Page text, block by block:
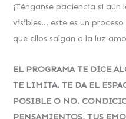
¡Ténganse paciencia si aún
visibles… este es un
que ellos salgan a la luz
EL PROGRAMA TE DICE
TE LIMITA. TE DA EL
POSIBLE O NO.
PENSAMIENTOS, TUS